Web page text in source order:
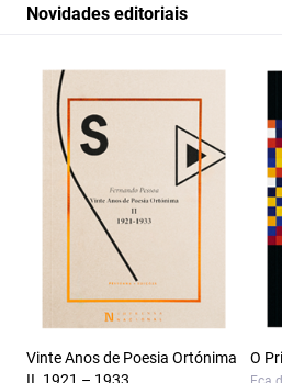
Novidades editoriais
Vinte Anos de Poesia Ortónima
O